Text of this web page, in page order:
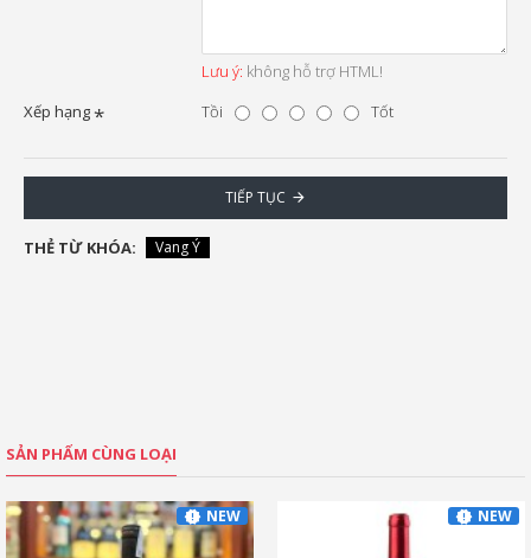
Lưu ý: không hỗ trợ HTML!
Xếp hạng
Tồi Tốt
TIẾP TỤC
THẺ TỪ KHÓA: Vang Ý
SẢN PHẨM CÙNG LOẠI
NEW NEW